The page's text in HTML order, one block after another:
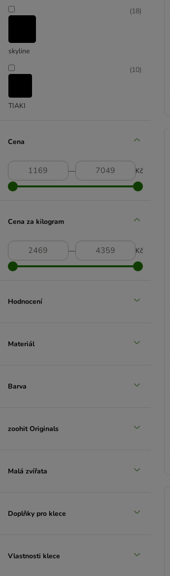
skyline
(18)
TIAKI
(10)
Trixie
Cena
― Kč
Cena za kilogram
― Kč
Hodnocení
Materiál
Barva
zoohit Originals
Malá zvířata
Doplňky pro klece
Vlastnosti klece